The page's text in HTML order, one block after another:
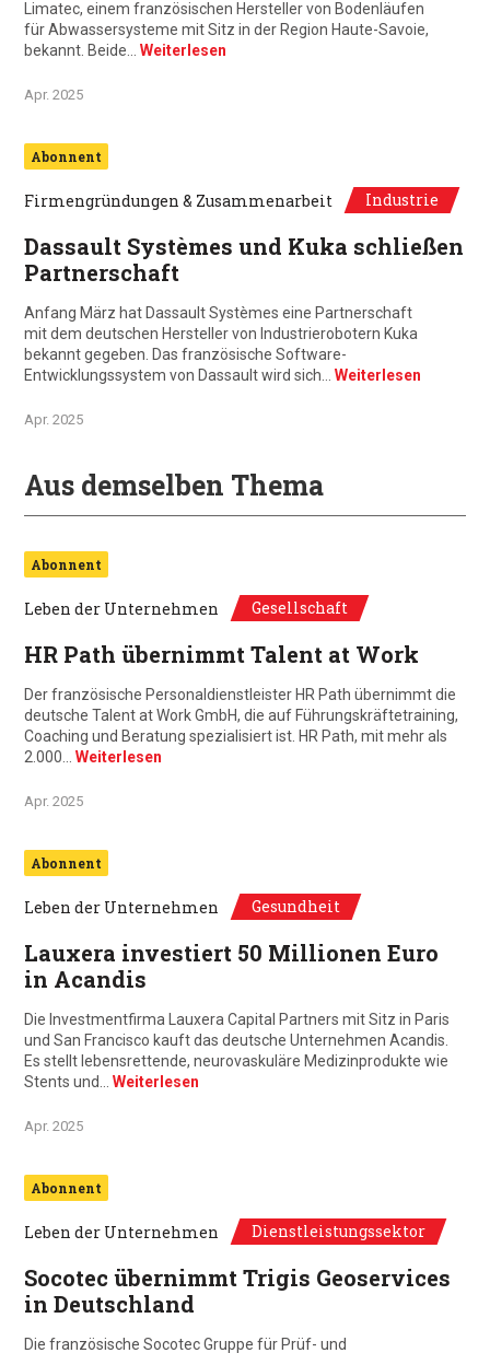
Limatec, einem französischen Hersteller von Bodenläufen
für Abwassersysteme mit Sitz in der Region Haute-Savoie,
bekannt. Beide… Weiterlesen
Apr. 2025
Abonnent
Firmengründungen & Zusammenarbeit Industrie
Dassault Systèmes und Kuka schließen
Partnerschaft
Anfang März hat Dassault Systèmes eine Partnerschaft
mit dem deutschen Hersteller von Industrierobotern Kuka
bekannt gegeben. Das französische Software-
Entwicklungssystem von Dassault wird sich… Weiterlesen
Apr. 2025
Aus demselben Thema
Abonnent
Leben der Unternehmen Gesellschaft
HR Path übernimmt Talent at Work
Der französische Personaldienstleister HR Path übernimmt die
deutsche Talent at Work GmbH, die auf Führungskräftetraining,
Coaching und Beratung spezialisiert ist. HR Path, mit mehr als
2.000… Weiterlesen
Apr. 2025
Abonnent
Leben der Unternehmen Gesundheit
Lauxera investiert 50 Millionen Euro
in Acandis
Die Investmentfirma Lauxera Capital Partners mit Sitz in Paris
und San Francisco kauft das deutsche Unternehmen Acandis.
Es stellt lebensrettende, neurovaskuläre Medizinprodukte wie
Stents und… Weiterlesen
Apr. 2025
Abonnent
Leben der Unternehmen Dienstleistungssektor
Socotec übernimmt Trigis Geoservices
in Deutschland
Die französische Socotec Gruppe für Prüf- und